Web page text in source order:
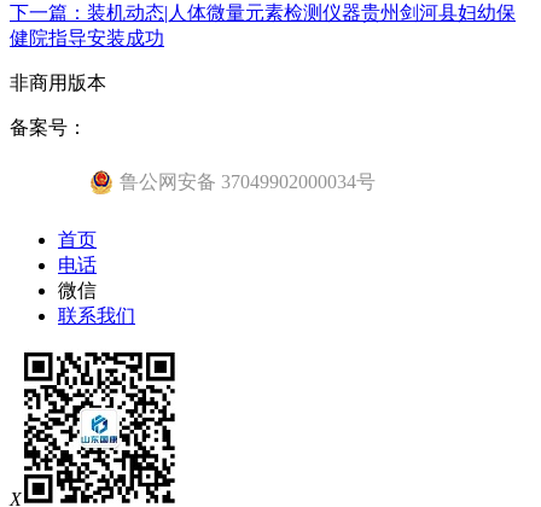
下一篇：装机动态|人体微量元素检测仪器贵州剑河县妇幼保
健院指导安装成功
非商用版本
备案号：
鲁公网安备 37049902000034号
首页
电话
微信
联系我们
X